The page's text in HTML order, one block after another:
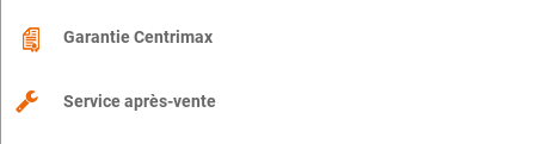
Garantie Centrimax
Service après-vente